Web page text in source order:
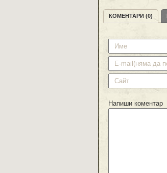
КОМЕНТАРИ (0)
Напиши коментар